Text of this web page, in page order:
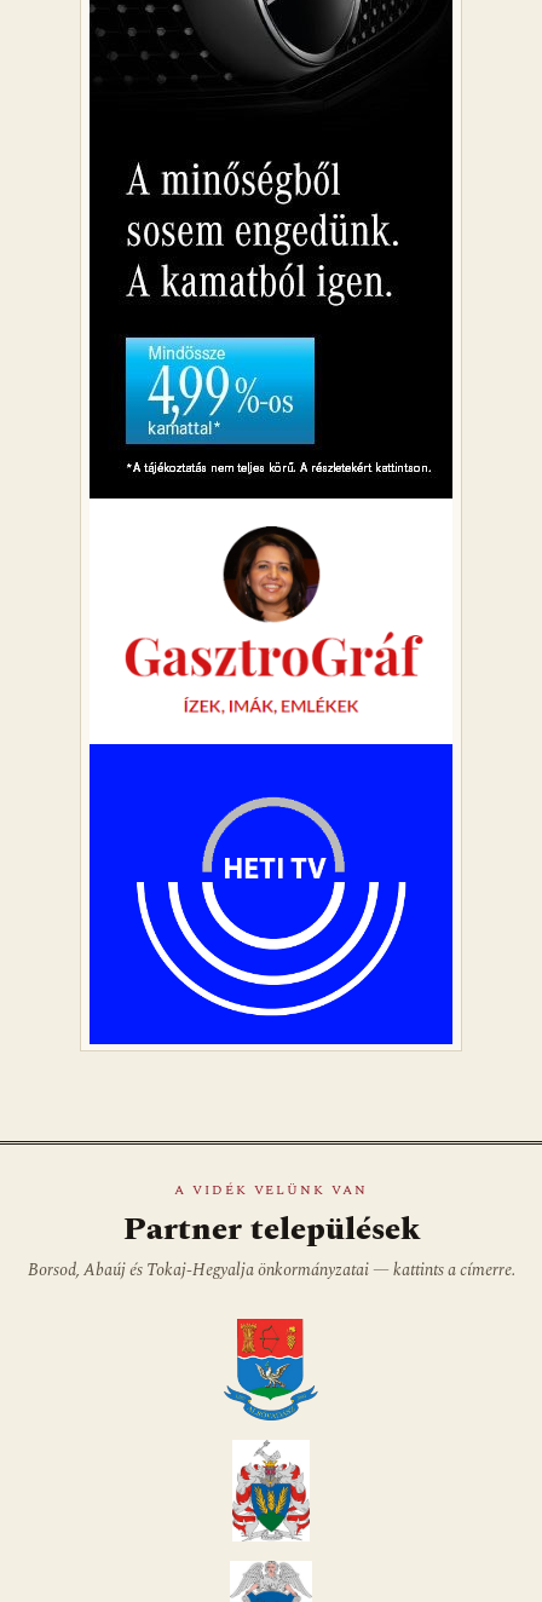
A VIDÉK VELÜNK VAN
Partner települések
Borsod, Abaúj és Tokaj-Hegyalja önkormányzatai — kattints a címerre.